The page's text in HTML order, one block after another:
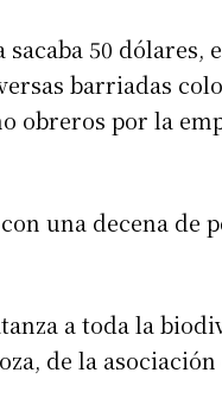
50
barriadas
obreros por la
una decena
a toda la
de la